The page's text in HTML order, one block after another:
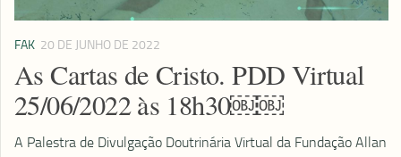
FAK 20 DE JUNHO DE 2022
As Cartas de Cristo. PDD Virtual
25/06/2022 às 18h30￼￼
A Palestra de Divulgação Doutrinária Virtual da Fundação Allan